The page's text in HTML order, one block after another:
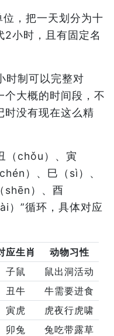
，把一天划分为十
2小时，且有固定名
时制可以完整对
个大概的时间段，不
时没有现在这么精
（chǒu）、寅
）、巳（sì）、
shēn）、酉
）”循环，具体对应
应生肖
动物习性
子鼠
鼠出洞活动
丑牛
牛需要进食
寅虎
虎夜行虎啸
卯兔
兔吃带露草